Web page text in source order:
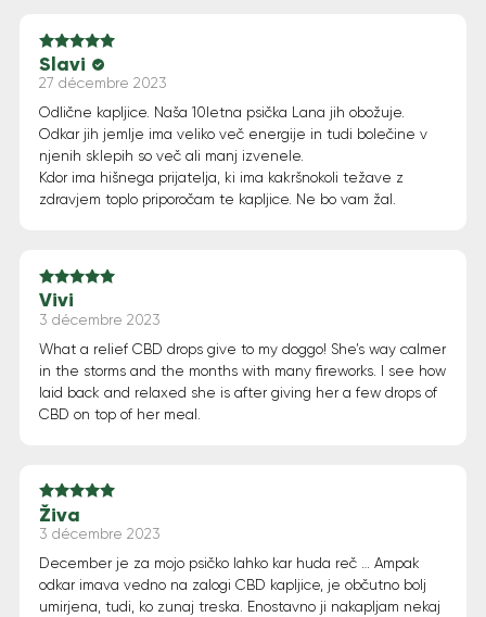
Note5sur 5
Slavi
27 décembre 2023
Odlične kapljice. Naša 10letna psička Lana jih obožuje.
Odkar jih jemlje ima veliko več energije in tudi bolečine v
njenih sklepih so več ali manj izvenele.
Kdor ima hišnega prijatelja, ki ima kakršnokoli težave z
zdravjem toplo priporočam te kapljice. Ne bo vam žal.
Note5sur 5
Vivi
3 décembre 2023
What a relief CBD drops give to my doggo! She’s way calmer
in the storms and the months with many fireworks. I see how
laid back and relaxed she is after giving her a few drops of
CBD on top of her meal.
Note5sur 5
Živa
3 décembre 2023
December je za mojo psičko lahko kar huda reč … Ampak
odkar imava vedno na zalogi CBD kapljice, je občutno bolj
umirjena, tudi, ko zunaj treska. Enostavno ji nakapljam nekaj